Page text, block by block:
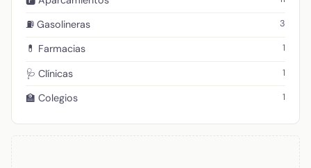
⛽ Gasolineras 3
💊 Farmacias 1
🩺 Clínicas 1
🏫 Colegios 1